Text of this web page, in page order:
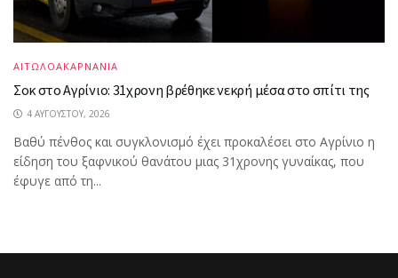
ΑΙΤΩΛΟΑΚΑΡΝΑΝΙΑ
Σοκ στο Αγρίνιο: 31χρονη βρέθηκε νεκρή μέσα στο σπίτι της
4 ΑΥΓΟΎΣΤΟΥ, 2026
Βαθύ πένθος και συγκλονισμό έχει προκαλέσει στο Αγρίνιο η
είδηση του ξαφνικού θανάτου μιας 31χρονης γυναίκας, που
έφυγε από τη...